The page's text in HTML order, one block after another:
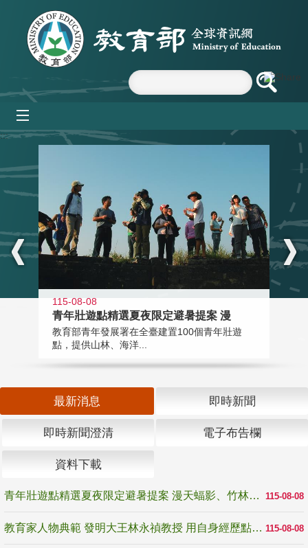
跳到主要內容區塊
:::
115-08-08
青年壯遊點精選夏夜限定避暑提案 漫
教育部青年發展署在全臺建置100個青年壯遊
點，提供山林、海洋...
最新消息 即時新聞
即時新聞澄清 電子布告欄
資料下載
115-08-08
青年壯遊點精選夏夜限定避暑提案 漫天蝠影、竹林尋蛙、茶香夜觀 邀青年暮色出發
115-08-08
教育家人物典範 發明大王林永禎教授 用自身經歷點亮學生的路